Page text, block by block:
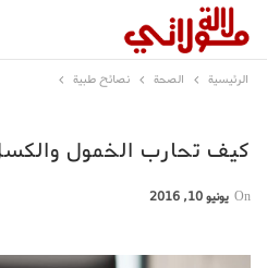
الرئيسية الصحة نصائح طبية
كيف تحارب الخمول
On يونيو 10, 2016